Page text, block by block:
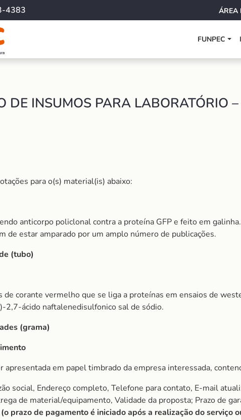
4383 ÁREA
FUNPEC
DE INSUMOS PARA LABORATÓRIO
para o(s) material(is) abaixo:
anticorpo policlonal contra a proteína GFP e feito em
de estar amparado por um amplo número de publicações.
(tubo)
de corante vermelho que se liga a proteínas em ensaios de
2,7-ácido naftalenedisulfonico sal de sódio.
(grama)
apresentada em papel timbrado da empresa interessada,
social, Endereço completo, Telefone para contato, E-mail
de material/equipamento, Validade da proposta; Prazo de
prazo de pagamento é iniciado após a realização do serviço